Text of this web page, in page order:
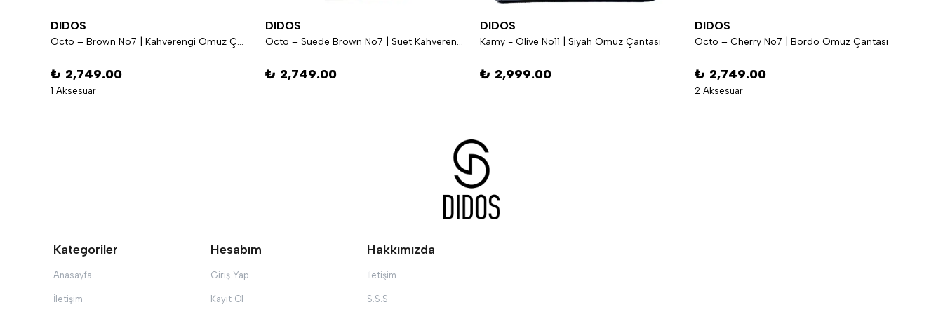
DIDOS
Octo – Brown No7 | Kahverengi Omuz Çantası
₺ 2,749.00
1 Aksesuar
DIDOS
Octo – Suede Brown No7 | Süet Kahverengi Omuz Çantası
₺ 2,749.00
DIDOS
Kamy - Olive No11 | Siyah Omuz Çantası
₺ 2,999.00
DIDOS
Octo – Cherry No7 | Bordo Omuz Çantası
₺ 2,749.00
2 Aksesuar
Kategoriler
Anasayfa
İletişim
Hesabım
Giriş Yap
Kayıt Ol
Hakkımızda
İletişim
S.S.S